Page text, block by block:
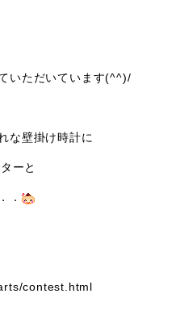
いただいています(^^)/
な壁掛け時計に
ーと
．
contest.html